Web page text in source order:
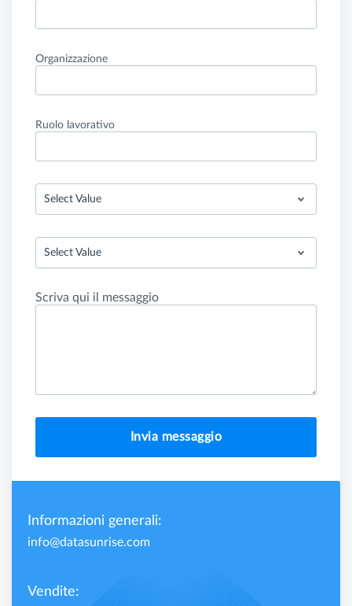
Organizzazione
Ruolo lavorativo
Select Value
Select Value
Scriva qui il messaggio
Invia messaggio
Informazioni generali:
info@datasunrise.com
Vendite: